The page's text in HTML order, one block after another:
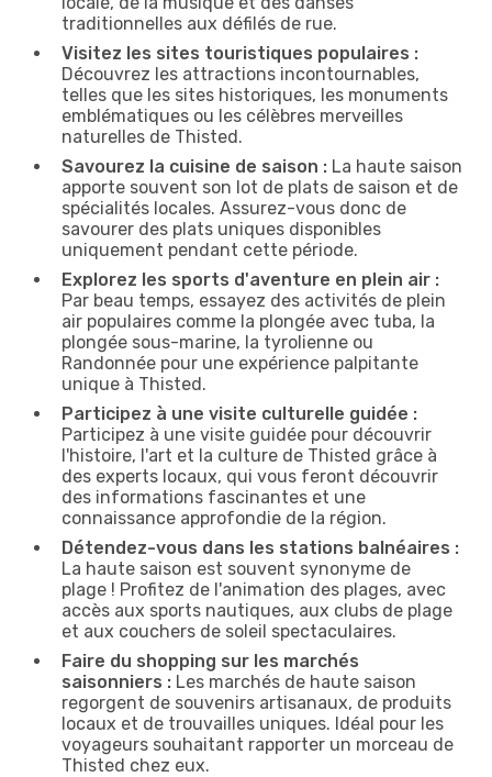
traditionnelles aux défilés de rue.
Visitez les sites touristiques populaires :
Découvrez les attractions incontournables,
telles que les sites historiques, les monuments
emblématiques ou les célèbres merveilles
naturelles de Thisted.
Savourez la cuisine de saison : La haute saison
apporte souvent son lot de plats de saison et de
spécialités locales. Assurez-vous donc de
savourer des plats uniques disponibles
uniquement pendant cette période.
Explorez les sports d'aventure en plein air :
Par beau temps, essayez des activités de plein
air populaires comme la plongée avec tuba, la
plongée sous-marine, la tyrolienne ou
Randonnée pour une expérience palpitante
unique à Thisted.
Participez à une visite culturelle guidée :
Participez à une visite guidée pour découvrir
l'histoire, l'art et la culture de Thisted grâce à
des experts locaux, qui vous feront découvrir
des informations fascinantes et une
connaissance approfondie de la région.
Détendez-vous dans les stations balnéaires :
La haute saison est souvent synonyme de
plage ! Profitez de l'animation des plages, avec
accès aux sports nautiques, aux clubs de plage
et aux couchers de soleil spectaculaires.
Faire du shopping sur les marchés
saisonniers : Les marchés de haute saison
regorgent de souvenirs artisanaux, de produits
locaux et de trouvailles uniques. Idéal pour les
voyageurs souhaitant rapporter un morceau de
Thisted chez eux.